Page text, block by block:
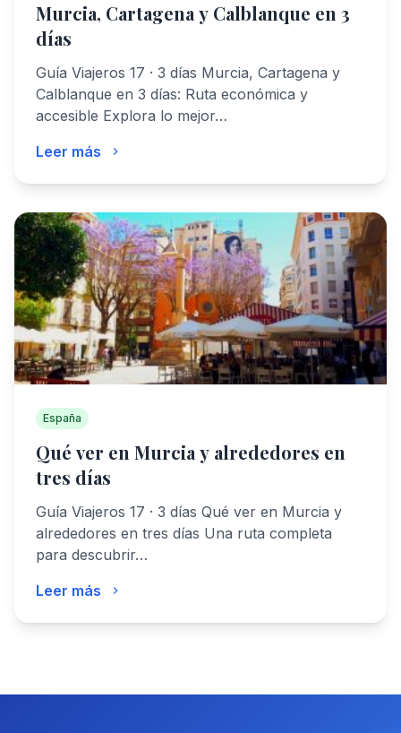
Murcia, Cartagena y Calblanque en 3
días
Guía Viajeros 17 · 3 días Murcia, Cartagena y
Calblanque en 3 días: Ruta económica y
accesible Explora lo mejor…
Leer más
España
Qué ver en Murcia y alrededores en
tres días
Guía Viajeros 17 · 3 días Qué ver en Murcia y
alrededores en tres días Una ruta completa
para descubrir…
Leer más